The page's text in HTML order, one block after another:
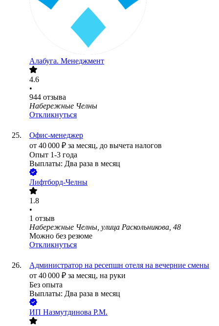
Алабуга. Менеджмент
4.6
•
944 отзыва
Набережные Челны
Откликнуться
Офис-менеджер
от 40 000 ₽ за месяц, до вычета налогов
Опыт 1-3 года
Выплаты: Два раза в месяц
Лифтборд-Челны
1.8
•
1 отзыв
Набережные Челны, улица Раскольникова, 48
Можно без резюме
Откликнуться
Администратор на ресепшн отеля на вечерние смены
от 40 000 ₽ за месяц, на руки
Без опыта
Выплаты: Два раза в месяц
ИП Назмутдинова Р.М.